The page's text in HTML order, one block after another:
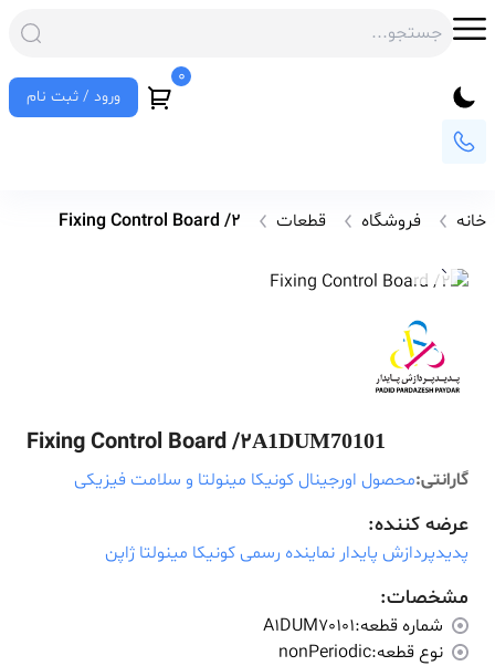
0
ورود / ثبت نام
خانه فروشگاه قطعات Fixing Control Board /2
Fixing Control Board /2A1DUM70101
گارانتی:محصول اورجینال کونیکا مینولتا و سلامت فیزیکی
عرضه کننده:
پدیدپردازش پایدار نماینده رسمی کونیکا مینولتا ژاپن
مشخصات:
شماره قطعه:A1DUM70101
نوع قطعه:nonPeriodic